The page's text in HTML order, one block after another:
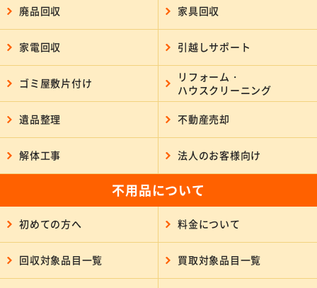
廃品回収 家具回収
家電回収 引越しサポート
ゴミ屋敷片付け
リフォーム・
ハウスクリーニング
遺品整理 不動産売却
解体工事 法人のお客様向け
不用品について
初めての方へ 料金について
回収対象品目一覧 買取対象品目一覧